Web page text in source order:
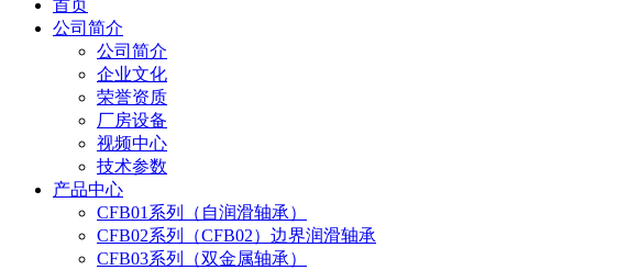
首页
公司简介
公司简介
企业文化
荣誉资质
厂房设备
视频中心
技术参数
产品中心
CFB01系列（自润滑轴承）
CFB02系列（CFB02）边界润滑轴承
CFB03系列（双金属轴承）